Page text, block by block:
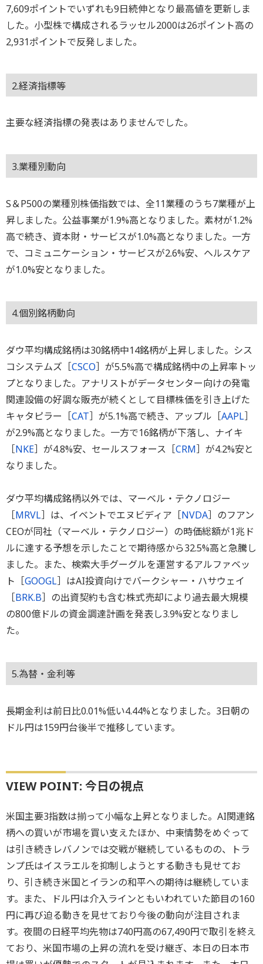
7,609ポイントでいずれも9日続伸となり最高値を更新しま
した。小型株で構成されるラッセル2000は26ポイント高の
2,931ポイントで反発しました。
2.経済指標等
主要な経済指標の発表はありませんでした。
3.業種別動向
S＆P500の業種別株価指数では、全11業種のうち7業種が上
昇しました。公益事業が1.9%高となりました。素材が1.2%
高で続き、資本財・サービスが1.0%高となりました。一方
で、コミュニケーション・サービスが2.6%安、ヘルスケア
が1.0%安となりました。
4.個別銘柄動向
ダウ平均構成銘柄は30銘柄中14銘柄が上昇しました。シス
コシステムズ［CSCO］が5.5%高で構成銘柄中の上昇率トッ
プとなりました。アナリストがデータセンター向けの発電
関連設備の好調な販売が続くとして目標株価を引き上げた
キャタピラー［CAT］が5.1%高で続き、アップル［AAPL］
が2.9%高となりました。一方で16銘柄が下落し、ナイキ
［NKE］が4.8%安、セールスフォース［CRM］が4.2%安と
なりました。
ダウ平均構成銘柄以外では、マーベル・テクノロジー
［MRVL］は、イベントでエヌビディア［NVDA］のフアン
CEOが同社（マーベル・テクノロジー）の時価総額が1兆ド
ルに達する予想を示したことで期待感から32.5%高と急騰し
ました。また、検索大手グーグルを運営するアルファベッ
ト［GOOGL］はAI投資向けでバークシャー・ハサウェイ
［BRK.B］の出資契約も含む株式売却により過去最大規模
の800億ドルの資金調達計画を発表し3.9%安となりまし
た。
5.為替・金利等
長期金利は前日比0.01%低い4.44%となりました。3日朝の
ドル円は159円台後半で推移しています。
VIEW POINT: 今日の視点
米国主要3指数は揃って小幅な上昇となりました。AI関連銘
柄への買いが市場を買い支えたほか、中東情勢をめぐって
は引き続きレバノンでは交戦が継続しているものの、トラ
ンプ氏はイスラエルを抑制しようとする動きも見せてお
り、引き続き米国とイランの和平への期待は継続していま
す。また、ドル円は介入ラインともいわれていた節目の160
円に再び迫る動きを見せており今後の動向が注目されま
す。夜間の日経平均先物は740円高の67,490円で取引を終え
ており、米国市場の上昇の流れを受け継ぎ、本日の日本市